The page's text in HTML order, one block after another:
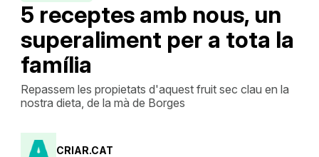
5 receptes amb nous, un
superaliment per a tota la
família
Repassem les propietats d'aquest fruit sec clau en la
nostra dieta, de la mà de Borges
CRIAR.CAT